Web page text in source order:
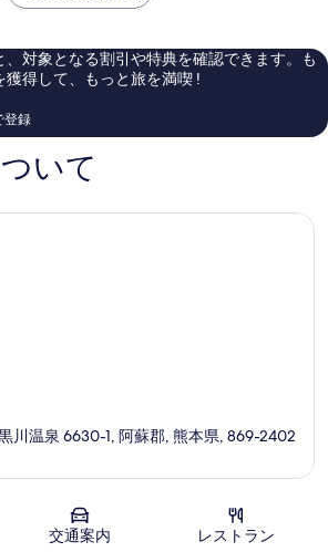
口
コ
、対象となる割引や特典を確認できます。も
獲得して、もっと旅を満喫 !
登録
いて
地図
川温泉 6630-1, 阿蘇郡, 熊本県, 869-2402
交通案内 レストラン